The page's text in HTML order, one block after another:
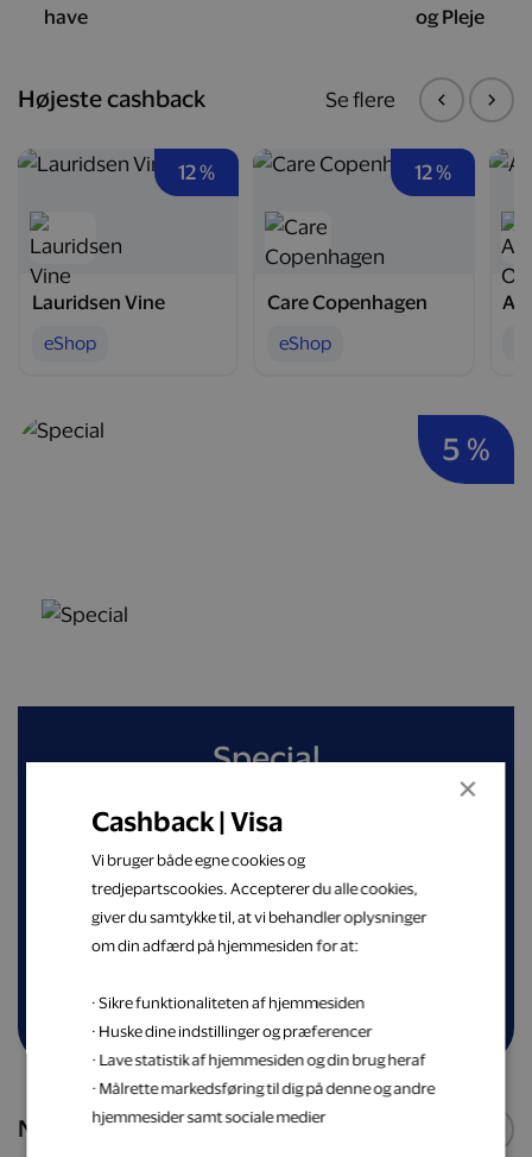
have
og Pleje
Højeste cashback
12 %
Lauridsen Vine
eShop
12 %
Care Copenhagen
eShop
Se flere
5 %
Special
Spar op til 50 % på din næste spiseoplevelse
blandt nøje udvalgte restauranter
Shop nu
Nye webshops
×
Cashback | Visa
Vi bruger både egne cookies og
tredjepartscookies. Accepterer du alle cookies,
giver du samtykke til, at vi behandler oplysninger
om din adfærd på hjemmesiden for at:
· Sikre funktionaliteten af hjemmesiden
· Huske dine indstillinger og præferencer
· Lave statistik af hjemmesiden og din brug heraf
· Målrette markedsføring til dig på denne og andre
hjemmesider samt sociale medier